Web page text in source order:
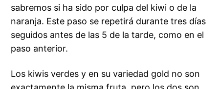
sabremos si ha sido por culpa del kiwi o de la
naranja. Este paso se repetirá durante tres días
seguidos antes de las 5 de la tarde, como en el
paso anterior.
Los kiwis verdes y en su variedad gold no son